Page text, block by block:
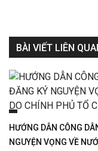
BÀI VIẾT LIÊN
HƯỚNG DẪN CÔNG
NGUYỆN VỌNG VỀ